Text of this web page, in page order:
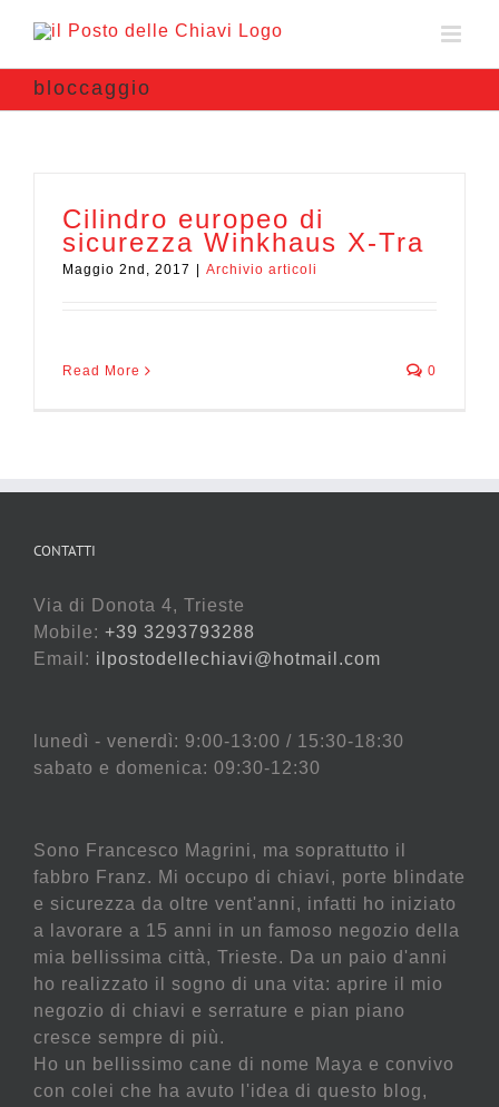
bloccaggio
Cilindro europeo di
sicurezza Winkhaus X-Tra
Maggio 2nd, 2017 Archivio articoli
Read More 0
CONTATTI
Via di Donota 4, Trieste
Mobile: +39 3293793288
Email: ilpostodellechiavi@hotmail.com
lunedì - venerdì: 9:00-13:00 / 15:30-18:30
sabato e domenica: 09:30-12:30
Sono Francesco Magrini, ma soprattutto il
fabbro Franz. Mi occupo di chiavi, porte blindate
e sicurezza da oltre vent'anni, infatti ho iniziato
a lavorare a 15 anni in un famoso negozio della
mia bellissima città, Trieste. Da un paio d'anni
ho realizzato il sogno di una vita: aprire il mio
negozio di chiavi e serrature e pian piano
cresce sempre di più.
Ho un bellissimo cane di nome Maya e convivo
con colei che ha avuto l'idea di questo blog,